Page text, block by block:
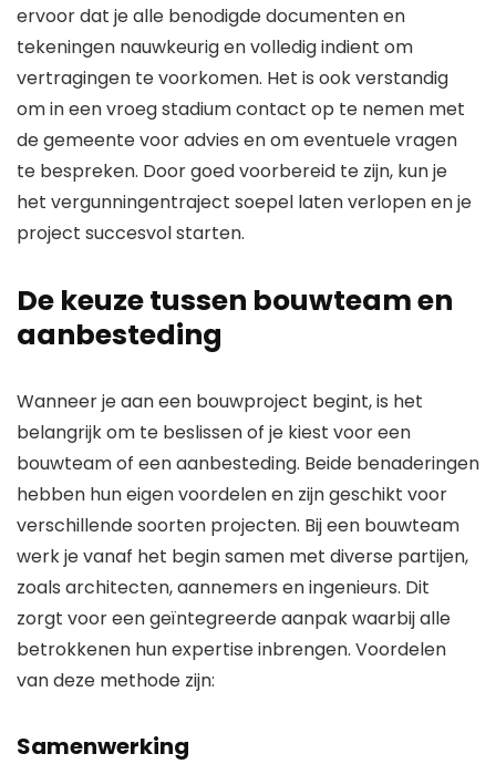
ervoor dat je alle benodigde documenten en
tekeningen nauwkeurig en volledig indient om
vertragingen te voorkomen. Het is ook verstandig
om in een vroeg stadium contact op te nemen met
de gemeente voor advies en om eventuele vragen
te bespreken. Door goed voorbereid te zijn, kun je
het vergunningentraject soepel laten verlopen en je
project succesvol starten.
De keuze tussen bouwteam en
aanbesteding
Wanneer je aan een bouwproject begint, is het
belangrijk om te beslissen of je kiest voor een
bouwteam of een aanbesteding. Beide benaderingen
hebben hun eigen voordelen en zijn geschikt voor
verschillende soorten projecten. Bij een bouwteam
werk je vanaf het begin samen met diverse partijen,
zoals architecten, aannemers en ingenieurs. Dit
zorgt voor een geïntegreerde aanpak waarbij alle
betrokkenen hun expertise inbrengen. Voordelen
van deze methode zijn:
Samenwerking